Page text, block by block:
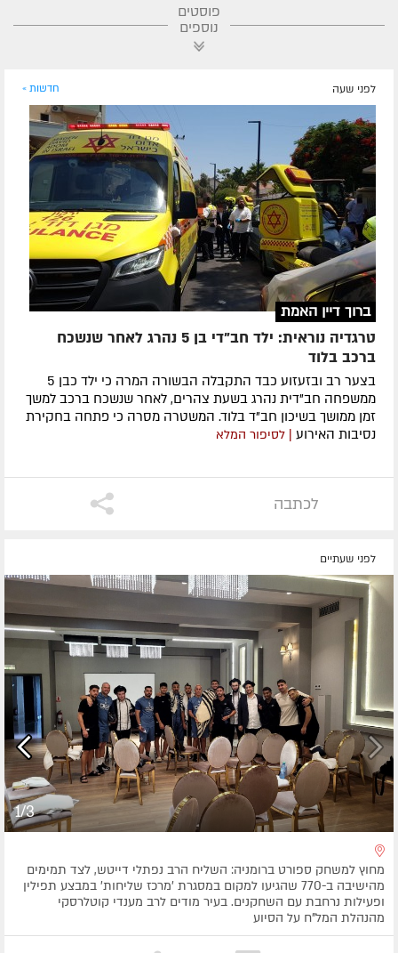
פוסטים
נוספים
לפני שעה חדשות »
ברוך דיין האמת
טרגדיה נוראית: ילד חב"די בן 5 נהרג לאחר שנשכח
ברכב בלוד
בצער רב ובזעזוע כבד התקבלה הבשורה המרה כי ילד כבן 5
ממשפחה חב"דית נהרג בשעת צהרים, לאחר שנשכח ברכב למשך
זמן ממושך בשיכון חב"ד בלוד. המשטרה מסרה כי פתחה בחקירת
נסיבות האירוע
| לסיפור המלא
לכתבה
לפני שעתיים
1/3
מחוץ למשחק ספורט ברומניה: השליח הרב נפתלי דייטש, לצד תמימים
מהישיבה ב-770 שהגיעו למקום במסגרת 'מרכז שליחות' במבצע תפילין
ופעילות נרחבת עם השחקנים. בעיר מודים לרב מענדי קוטלרסקי
מהנהלת המל"ח על הסיוע